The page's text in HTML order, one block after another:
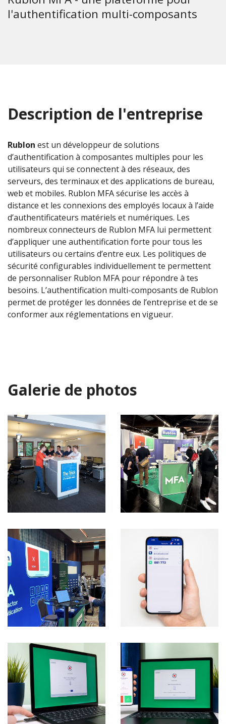
l'authentification multi-composants
Description de l'entreprise
Rublon est un développeur de solutions
d’authentification à composantes multiples pour les
utilisateurs qui se connectent à des réseaux, des
serveurs, des terminaux et des applications de bureau,
web et mobiles. Rublon MFA sécurise les accès à
distance et les connexions des employés locaux à l’aide
d’authentificateurs matériels et numériques. Les
nombreux connecteurs de Rublon MFA lui permettent
d’appliquer une authentification forte pour tous les
utilisateurs ou certains d’entre eux. Les politiques de
sécurité configurables individuellement te permettent
de personnaliser Rublon MFA pour répondre à tes
besoins. L’authentification multi-composants de Rublon
permet de protéger les données de l’entreprise et de se
conformer aux réglementations en vigueur.
Galerie de photos